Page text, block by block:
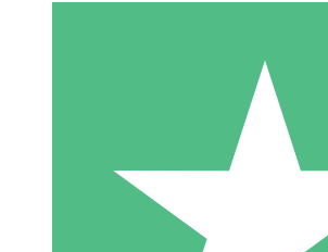
Pacotes de Créditos
Pague conforme o uso com créditos de